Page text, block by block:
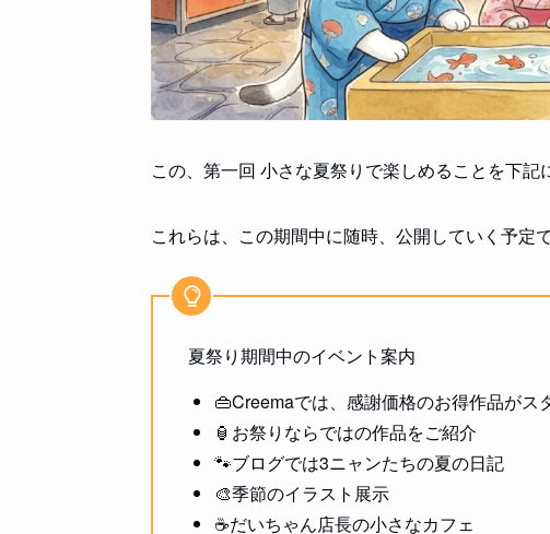
この、第一回 小さな夏祭りで楽しめることを下記
これらは、この期間中に随時、公開していく予定で
夏祭り期間中のイベント案内
👜Creemaでは、感謝価格のお得作品がス
🏮お祭りならではの作品をご紹介
🐾ブログでは3ニャンたちの夏の日記
🎨季節のイラスト展示
☕だいちゃん店長の小さなカフェ